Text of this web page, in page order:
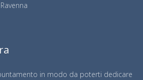
in modo da poterti dedicare